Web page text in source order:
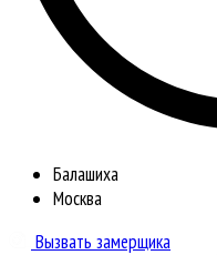
Балашиха
Москва
Вызвать замерщика